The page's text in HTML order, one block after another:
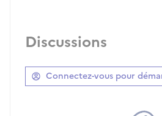
Discussions
Connectez-vous pour